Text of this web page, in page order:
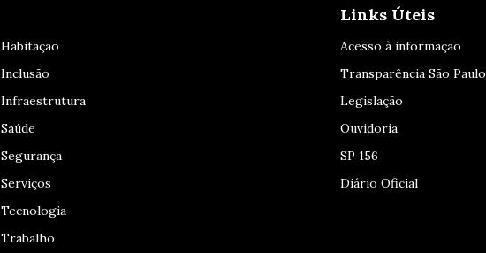
Habitação
Inclusão
Infraestrutura
Saúde
Segurança
Serviços
Tecnologia
Trabalho
Links Úteis
Acesso à informação
Transparência São Paulo
Legislação
Ouvidoria
SP 156
Diário Oficial